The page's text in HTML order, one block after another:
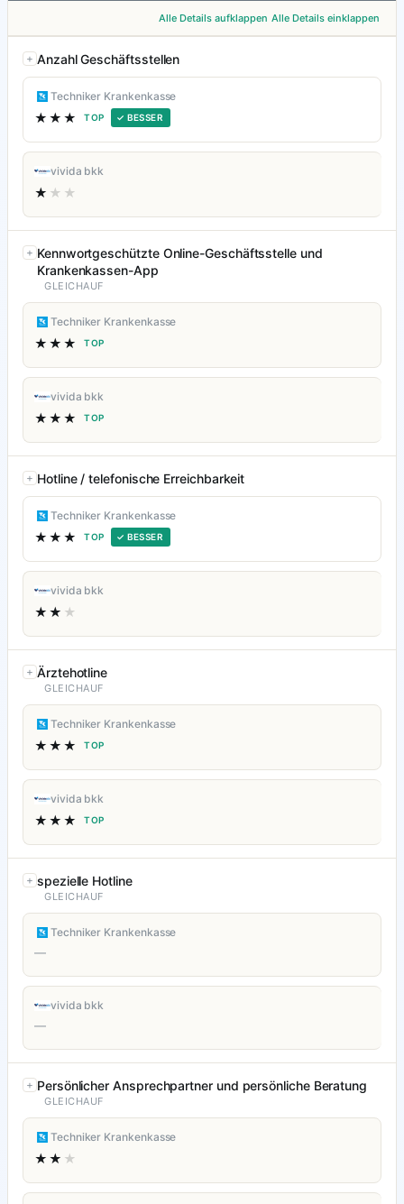
Alle Details aufklappen Alle Details einklappen
Anzahl Geschäftsstellen
Techniker Krankenkasse
★★★ TOP ✓ BESSER
vivida bkk
★ ★★
Kennwortgeschützte Online-Geschäftsstelle und
Krankenkassen-App
GLEICHAUF
Techniker Krankenkasse
★★★ TOP
vivida bkk
★★★ TOP
Hotline / telefonische Erreichbarkeit
Techniker Krankenkasse
★★★ TOP ✓ BESSER
vivida bkk
★★ ★
Ärztehotline
GLEICHAUF
Techniker Krankenkasse
★★★ TOP
vivida bkk
★★★ TOP
spezielle Hotline
GLEICHAUF
Techniker Krankenkasse
—
vivida bkk
—
Persönlicher Ansprechpartner und persönliche Beratung
GLEICHAUF
Techniker Krankenkasse
★★ ★